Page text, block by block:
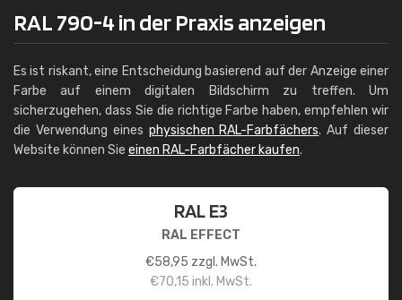
RAL 790-4 in der Praxis anzeigen
Es ist riskant, eine Entscheidung basierend auf der Anzeige einer
Farbe auf einem digitalen Bildschirm zu treffen. Um
sicherzugehen, dass Sie die richtige Farbe haben, empfehlen wir
die Verwendung eines physischen RAL-Farbfächers. Auf dieser
Website können Sie einen RAL-Farbfächer kaufen.
RAL E3
RAL EFFECT
€58,95 zzgl. MwSt.
€70,15 inkl. MwSt.